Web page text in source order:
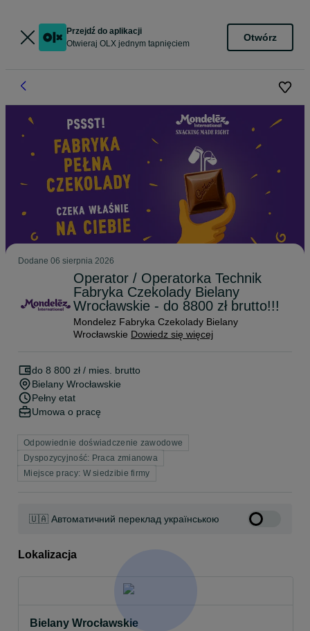
Przejdź do aplikacji
Otwieraj OLX jednym tapnięciem
Otwórz
Dodane 06 sierpnia 2026
Operator / Operatorka Technik
Fabryka Czekolady Bielany
Wrocławskie - do 8800 zł brutto!!!
Mondelez Fabryka Czekolady Bielany
Wrocławskie Dowiedz się więcej
do 8 800 zł / mies. brutto
Bielany Wrocławskie
Pełny etat
Umowa o pracę
Odpowiednie doświadczenie zawodowe
Dyspozycyjność: Praca zmianowa
Miejsce pracy: W siedzibie firmy
🇺🇦 Автоматичний переклад українською
Lokalizacja
Bielany Wrocławskie